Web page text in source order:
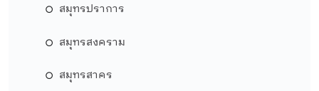
สมุทรปราการ
สมุทรสงคราม
สมุทรสาคร